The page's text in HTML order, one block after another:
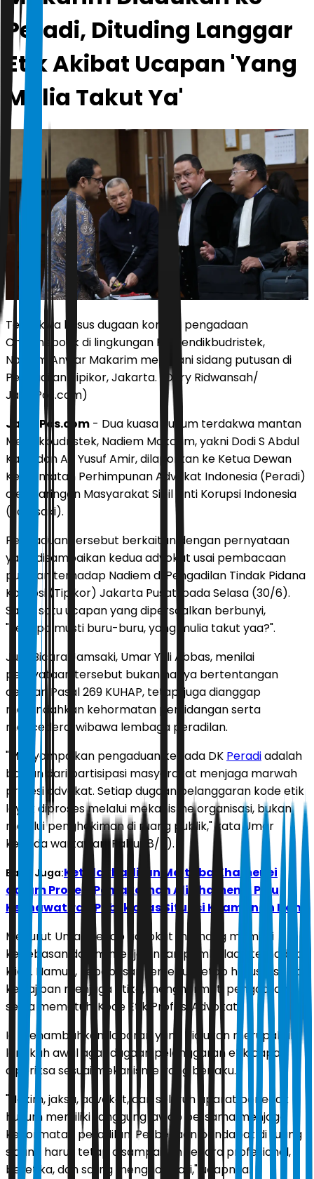
Peradi, Dituding Langgar
Etik Akibat Ucapan 'Yang
Mulia Takut Ya'
Terdakwa kasus dugaan korupsi pengadaan
Chromebook di lingkungan Kemendikbudristek,
Nadiem Anwar Makarim menjalani sidang putusan di
Pengadilan Tipikor, Jakarta. (Dery Ridwansah/
JawaPos.com)
JawaPos.com - Dua kuasa hukum terdakwa mantan
Mendikbudristek, Nadiem Makarim, yakni Dodi S Abdul
Kadir dan Ari Yusuf Amir, dilaporkan ke Ketua Dewan
Kehormatan Perhimpunan Advokat Indonesia (Peradi)
oleh Jaringan Masyarakat Sipil Anti Korupsi Indonesia
(Jamsaki).
Pengaduan tersebut berkaitan dengan pernyataan
yang disampaikan kedua advokat usai pembacaan
putusan terhadap Nadiem di Pengadilan Tindak Pidana
Korupsi (Tipikor) Jakarta Pusat, pada Selasa (30/6).
Salah satu ucapan yang dipersoalkan berbunyi,
"kenapa musti buru-buru, yang mulia takut yaa?".
Juru Bicara Jamsaki, Umar Yuli Abbas, menilai
pernyataan tersebut bukan hanya bertentangan
dengan Pasal 269 KUHAP, tetapi juga dianggap
merendahkan kehormatan persidangan serta
mencederai wibawa lembaga peradilan.
"Menyampaikan pengaduan kepada DK Peradiadalah
bagian dari partisipasi masyarakat menjaga marwah
profesi advokat. Setiap dugaan pelanggaran kode etik
layak diproses melalui mekanisme organisasi, bukan
melalui penghakiman di ruang publik," kata Umar
kepada wartawan, Rabu (8/7).
Baca Juga:Ketidakhadiran Mojtaba Khamenei
dalam Prosesi Pemakaman Ali Khamenei Picu
Kekhawatiran Publik atas Situasi Keamanan Iran
Menurut Umar, setiap advokat memang memiliki
kebebasan dalam menjalankan pembelaan terhadap
klien. Namun, kebebasan tersebut tetap harus disertai
kewajiban menjaga etika, menghormati pengadilan,
serta mematuhi Kode Etik Profesi Advokat.
Ia menambahkan, laporan yang diajukan merupakan
langkah awal agar dugaan pelanggaran etik dapat
diperiksa sesuai mekanisme yang berlaku.
"Hakim, jaksa, advokat, dan seluruh aparat penegak
hukum memiliki tanggung jawab bersama menjaga
kehormatan peradilan. Perbedaan pendapat di ruang
sidang harus tetap disampaikan secara profesional,
beretika, dan saling menghormati," ucapnya.